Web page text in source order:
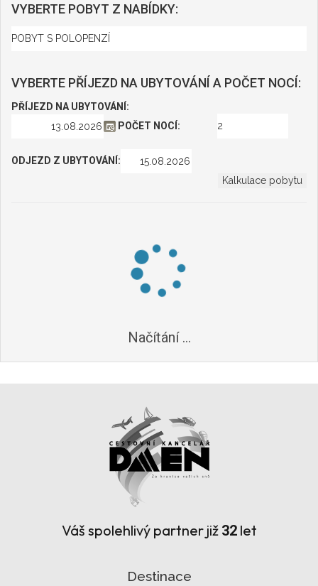
VYBERTE POBYT Z NABÍDKY:
VYBERTE PŘÍJEZD NA UBYTOVÁNÍ A POČET NOCÍ:
PŘÍJEZD NA UBYTOVÁNÍ:
POČET NOCÍ:
ODJEZD Z UBYTOVÁNÍ:
Načítání ...
Váš spolehlivý partner již 32let
Destinace